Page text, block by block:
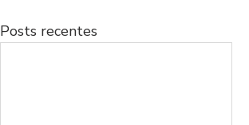
Posts recentes